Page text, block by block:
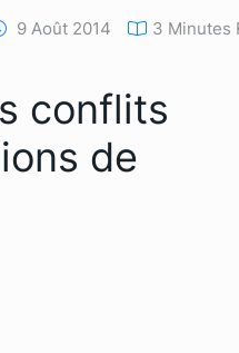
9 Août 2014 3 Minutes
conflits
de